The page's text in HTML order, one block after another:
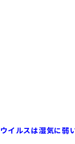
ウイルスは湿気に弱